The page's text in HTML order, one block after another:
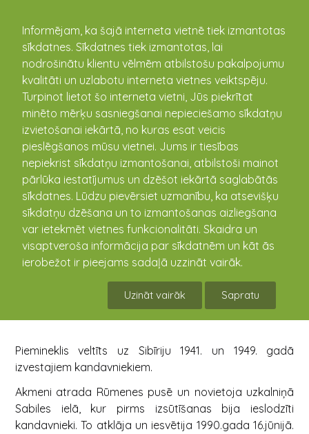
Informējam, ka šajā interneta vietnē tiek izmantotas
sīkdatnes. Sīkdatnes tiek izmantotas, lai
nodrošinātu klientu vēlmēm atbilstošu pakalpojumu
kvalitāti un uzlabotu interneta vietnes veiktspēju.
Turpinot lietot šo interneta vietni, Jūs piekrītat
minēto mērķu sasniegšanai nepieciešamo sīkdatņu
izvietošanai iekārtā, no kuras esat veicis
pieslēgšanos mūsu vietnei. Jums ir tiesības
nepiekrist sīkdatņu izmantošanai, atbilstoši mainot
pārlūka iestatījumus un dzēšot iekārtā saglabātās
sīkdatnes. Lūdzu pievērsiet uzmanību, ka atsevišķu
sīkdatņu dzēšana un to izmantošanas aizliegšana
var ietekmēt vietnes funkcionalitāti. Skaidra un
visaptveroša informācija par sīkdatnēm un kāt ās
ierobežot ir pieejams sadaļā uzzināt vairāk.
Uzināt vairāk Sapratu
kandava.lv
Staļinisma upuru piemiņas akmens
Sabiles iela 10a, Kandava, Tukuma novads, Latvija
57.034698 22.772259
Notikušie pasākumi
Piemineklis veltīts uz Sibīriju 1941. un 1949. gadā
izvestajiem kandavniekiem.
Akmeni atrada Rūmenes pusē un novietoja uzkalniņā
Sabiles ielā, kur pirms izsūtīšanas bija ieslodzīti
kandavnieki. To atklāja un iesvētija 1990.gada 16.jūnijā.